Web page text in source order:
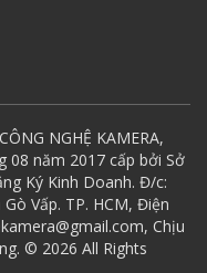
NGHỆ KAMERA,
08 năm 2017 cấp bởi Sở
Ký Kinh Doanh. Đ/c:
Vấp. TP. HCM, Điện
Chịu
© 2026 All Rights